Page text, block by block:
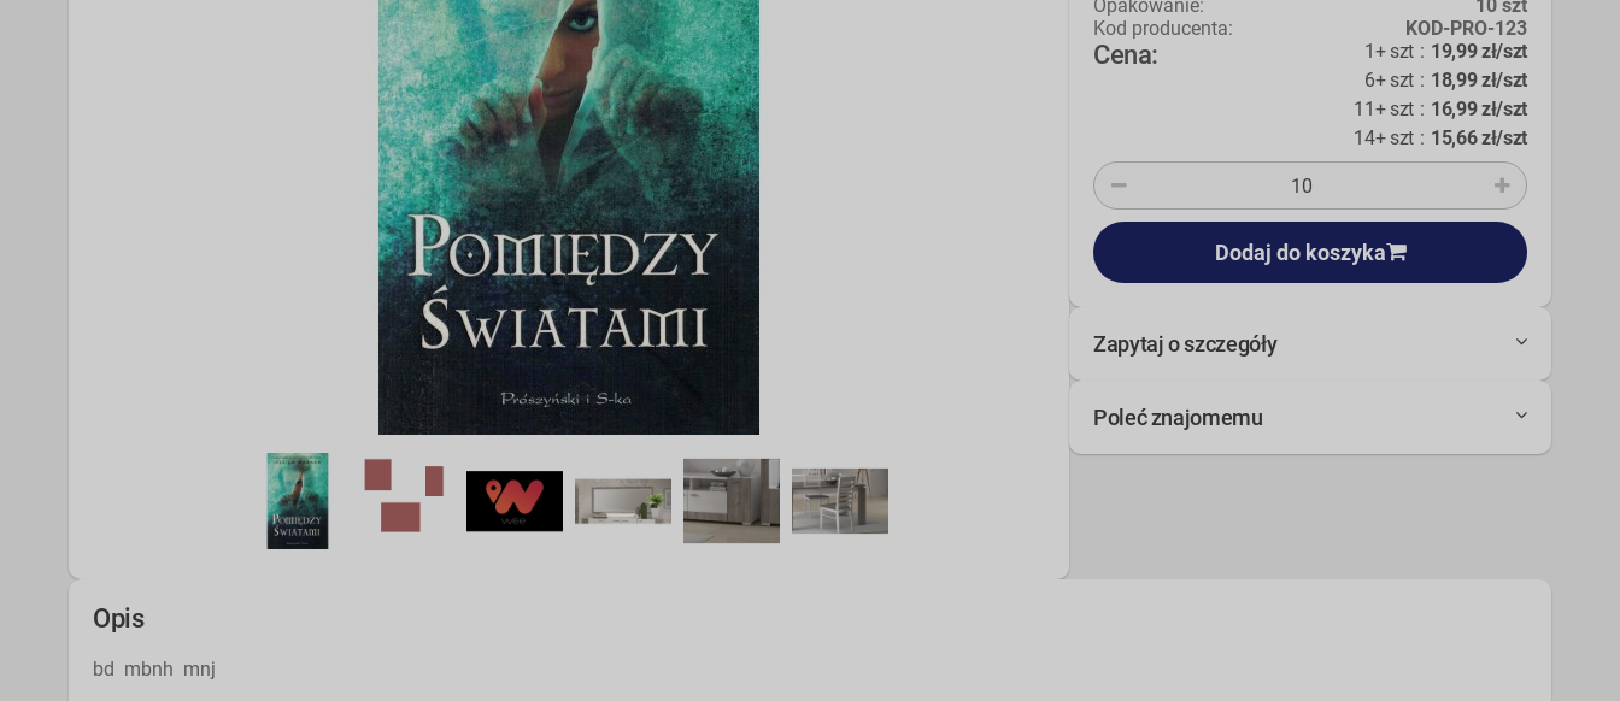
Opakowanie:
10 szt
Kod producenta:
KOD-PRO-123
Cena: 1+ szt : 19,99 zł/szt
6+ szt : 18,99 zł/szt
11+ szt : 16,99 zł/szt
14+ szt : 15,66 zł/szt
Dodaj do koszyka
Zapytaj o szczegóły
Poleć znajomemu
Opis
bd mbnh mnj